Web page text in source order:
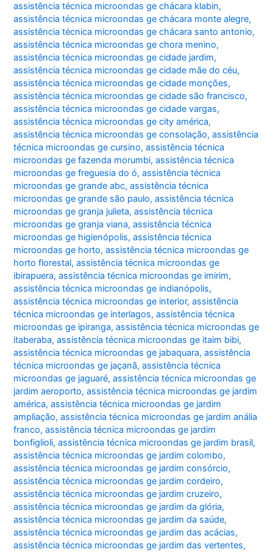
assistência técnica microondas ge chácara klabin,
assistência técnica microondas ge chácara monte alegre,
assistência técnica microondas ge chácara santo antonio,
assistência técnica microondas ge chora menino,
assistência técnica microondas ge cidade jardim,
assistência técnica microondas ge cidade mãe do céu,
assistência técnica microondas ge cidade monções,
assistência técnica microondas ge cidade são francisco,
assistência técnica microondas ge cidade vargas,
assistência técnica microondas ge city américa,
assistência técnica microondas ge consolação,assistência
técnica microondas ge cursino,assistência técnica
microondas ge fazenda morumbi,assistência técnica
microondas ge freguesia do ó,assistência técnica
microondas ge grande abc,assistência técnica
microondas ge grande são paulo,assistência técnica
microondas ge granja julieta,assistência técnica
microondas ge granja viana,assistência técnica
microondas ge higienópolis,assistência técnica
microondas ge horto,assistência técnica microondas ge
horto florestal,assistência técnica microondas ge
ibirapuera,assistência técnica microondas ge imirim,
assistência técnica microondas ge indianópolis,
assistência técnica microondas ge interior,assistência
técnica microondas ge interlagos,assistência técnica
microondas ge ipiranga,assistência técnica microondas ge
itaberaba,assistência técnica microondas ge itaim bibi,
assistência técnica microondas ge jabaquara,assistência
técnica microondas ge jaçanã,assistência técnica
microondas ge jaguaré,assistência técnica microondas ge
jardim aeroporto,assistência técnica microondas ge jardim
américa,assistência técnica microondas ge jardim
ampliação,assistência técnica microondas ge jardim anália
franco,assistência técnica microondas ge jardim
bonfiglioli,assistência técnica microondas ge jardim brasil,
assistência técnica microondas ge jardim colombo,
assistência técnica microondas ge jardim consórcio,
assistência técnica microondas ge jardim cordeiro,
assistência técnica microondas ge jardim cruzeiro,
assistência técnica microondas ge jardim da glória,
assistência técnica microondas ge jardim da saúde,
assistência técnica microondas ge jardim das acácias,
assistência técnica microondas ge jardim das vertentes,